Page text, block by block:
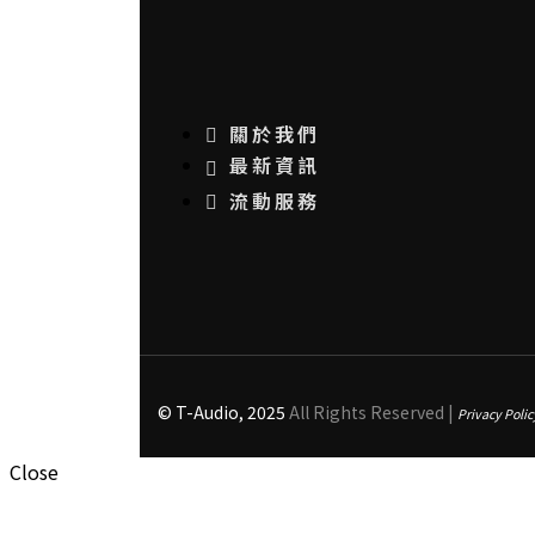
關於我們
最新資訊
流動服務
© T-Audio, 2025 All Rights Reserved | Privacy
Close